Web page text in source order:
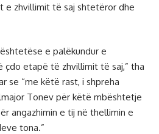
e zhvillimit të saj shtetëror dhe
e palëkundur e
çdo etapë të zhvillimit të saj,” tha
se “me këtë rast, i shpreha
Tonev për këtë mbështetje
angazhimin e tij në thellimin e
tona.”